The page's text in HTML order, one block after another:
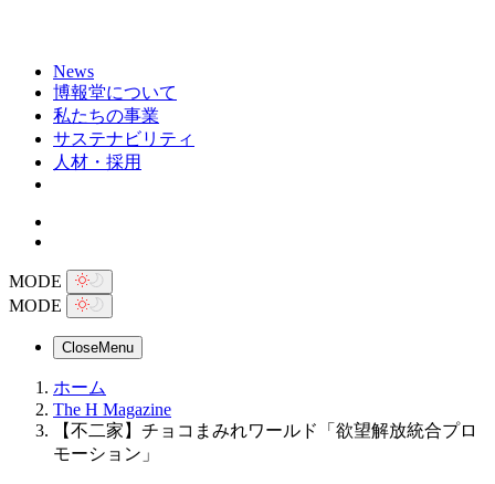
News
博報堂について
私たちの事業
サステナビリティ
人材・採用
MODE
MODE
CloseMenu
ホーム
The H Magazine
【不二家】チョコまみれワールド「欲望解放統合プロ
モーション」